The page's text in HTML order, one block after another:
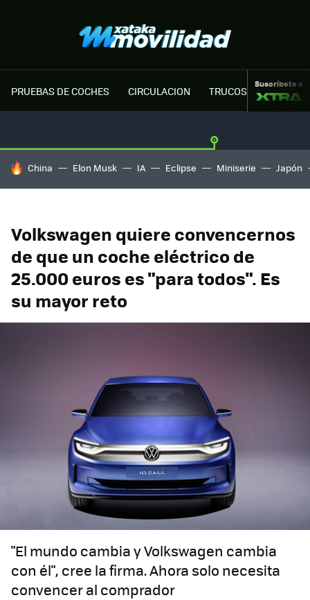
PRUEBAS DE COCHES CIRCULACION TRUCOS MOTOR
Suscríbete a
HOY SE HABLA DE
China Elon Musk IA Eclipse Miniserie Japón
Volkswagen quiere convencernos
de que un coche eléctrico de
25.000 euros es "para todos". Es
su mayor reto
"El mundo cambia y Volkswagen cambia
con él", cree la firma. Ahora solo necesita
convencer al comprador